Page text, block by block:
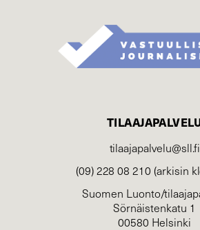
tilaajapalvelu@sll.fi
(09) 228 08 210 (arkisin
Suomen Luonto/
Sörnäistenkatu 1
00580 Helsinki